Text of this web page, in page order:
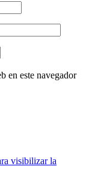
en este navegador
visibilizar la